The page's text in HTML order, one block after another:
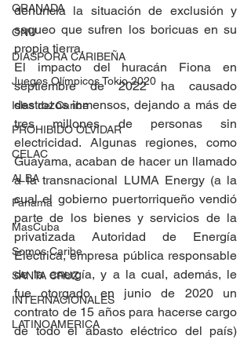
GRANADA
ONU
DIÁSPORA CARIBEÑA
Juegos Olímpicos Tokio 2020
Islas del Caribe
PROHIBIDO OLVIDAR
CELAC
ALBA
Panamá
MasCuba
Somos Caribe
SANTA CRUZ
INTERNACIONALES
LATINOAMERICA
denuncia la situación de exclusión y
saqueo que sufren los boricuas en su
propia tierra.
El impacto del huracán Fiona en
septiembre de 2022 ha causado
destrozos inmensos, dejando a más de
tres millones de personas sin
electricidad. Algunas regiones, como
Guayama, acaban de hacer un llamado
a la transnacional LUMA Energy (a la
cual el gobierno puertorriqueño vendió
parte de los bienes y servicios de la
privatizada Autoridad de Energía
Eléctrica, empresa pública responsable
de la energía, y a la cual, además, le
fue otorgado en junio de 2020 un
contrato de 15 años para hacerse cargo
de todo el abasto eléctrico del país)